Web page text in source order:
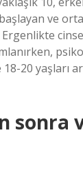
ve
20 yaşları
sonra